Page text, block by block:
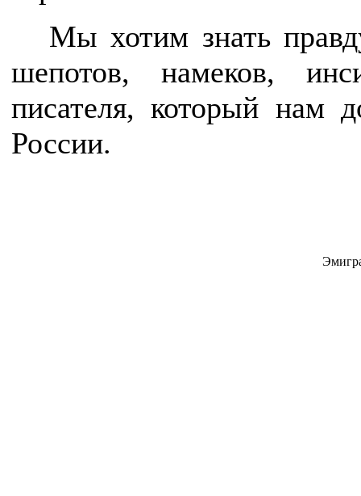
Мы хотим знать
шепотов, намеков,
писателя, который нам
России.